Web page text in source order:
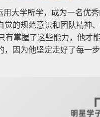
大学所学，成为一名优
的规范意识和团队精神
掌握了这些能力，他才
因为他坚定走好了每一